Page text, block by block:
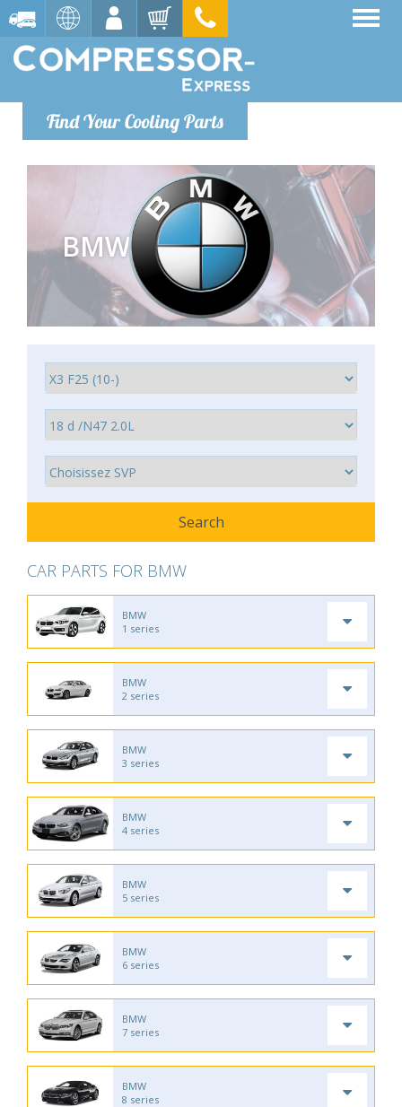
Find Your Cooling Parts
BMW
CAR PARTS FOR BMW
BMW
1 series
BMW
2 series
BMW
3 series
BMW
4 series
BMW
5 series
BMW
6 series
BMW
7 series
BMW
8 series